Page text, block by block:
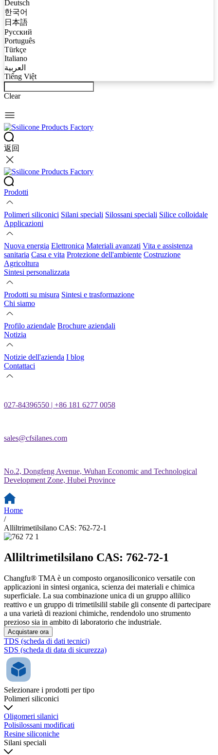
Deutsch
한국어
日本語
Русский
Português
Türkçe
Italiano
العربية
Tiếng Việt
Clear
返回
Prodotti
Polimeri siliconici Silani speciali Silossani speciali Silice colloidale
Applicazioni
Nuova energia Elettronica Materiali avanzati Vita e assistenza
sanitaria Casa e vita Protezione dell'ambiente Costruzione
Agricoltura
Sintesi personalizzata
Prodotti su misura Sintesi e trasformazione
Chi siamo
Profilo aziendale Brochure aziendali
Notizia
Notizie dell'azienda I blog
Contattaci
027-84396550 | +86 181 6277 0058
sales@cfsilanes.com
No.2, Dongfeng Avenue, Wuhan Economic and Technological
Development Zone, Hubei Province
Home
/
Alliltrimetilsilano CAS: 762-72-1
Alliltrimetilsilano CAS: 762-72-1
Changfu® TMA è un composto organosiliconico versatile con
applicazioni in sintesi organica, scienza dei materiali e chimica
superficiale. La sua combinazione unica di un gruppo allilico
reattivo e un gruppo di trimetilsilil stabile gli consente di partecipare
a una varietà di reazioni chimiche, rendendolo uno strumento
prezioso sia in ambito di laboratorio che industriale.
Acquistare ora
TDS (scheda di dati tecnici)
SDS (scheda di data di sicurezza)
Selezionare i prodotti per tipo
Polimeri siliconici
Oligomeri silanici
Polisilossani modificati
Resine siliconiche
Silani speciali